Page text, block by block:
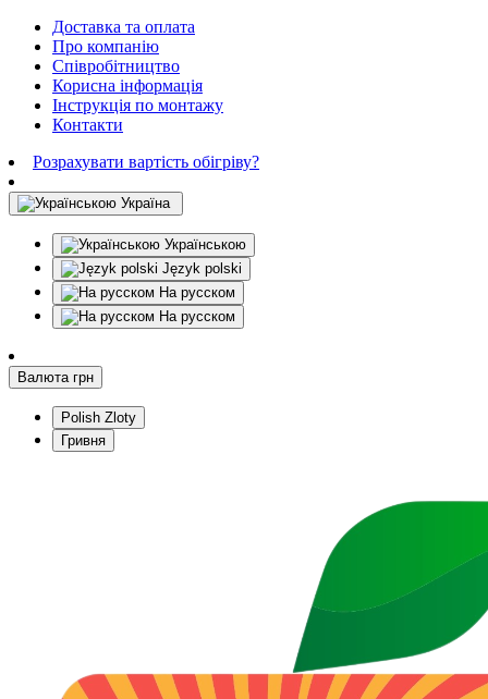
Доставка та оплата
Про компанію
Співробітництво
Корисна інформація
Інструкція по монтажу
Контакти
Розрахувати вартість обігріву?
Україна
Українською
Język polski
На русском
На русском
Валюта грн
Polish Zloty
Гривня